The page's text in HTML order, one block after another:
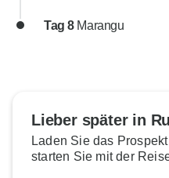
Tag 8 Marangu
Lieber später in
Laden Sie das
starten Sie mit der